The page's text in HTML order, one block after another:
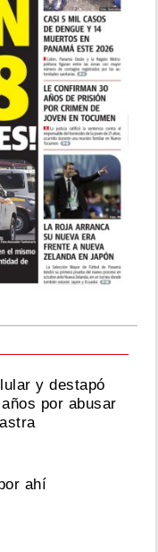
y destapó
por abusar
ahí